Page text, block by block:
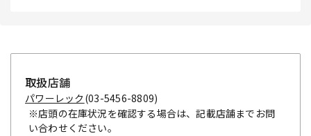
取扱店舗
パワーレック (03-5456-8809)
※店頭の在庫状況を確認する場合は、記載店舗までお問
い合わせください。